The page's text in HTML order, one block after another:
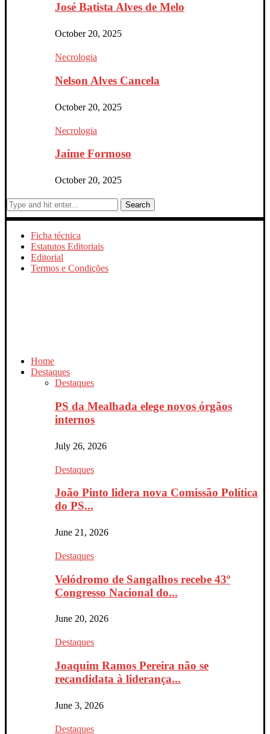
José Batista Alves de Melo
October 20, 2025
Necrologia
Nelson Alves Cancela
October 20, 2025
Necrologia
Jaime Formoso
October 20, 2025
Search
Ficha técnica
Estatutos Editoriais
Editorial
Termos e Condições
Home
Destaques
Destaques
PS da Mealhada elege novos órgãos
internos
July 26, 2026
Destaques
João Pinto lidera nova Comissão Política
do PS...
June 21, 2026
Destaques
Velódromo de Sangalhos recebe 43º
Congresso Nacional do...
June 20, 2026
Destaques
Joaquim Ramos Pereira não se
recandidata à liderança...
June 3, 2026
Destaques